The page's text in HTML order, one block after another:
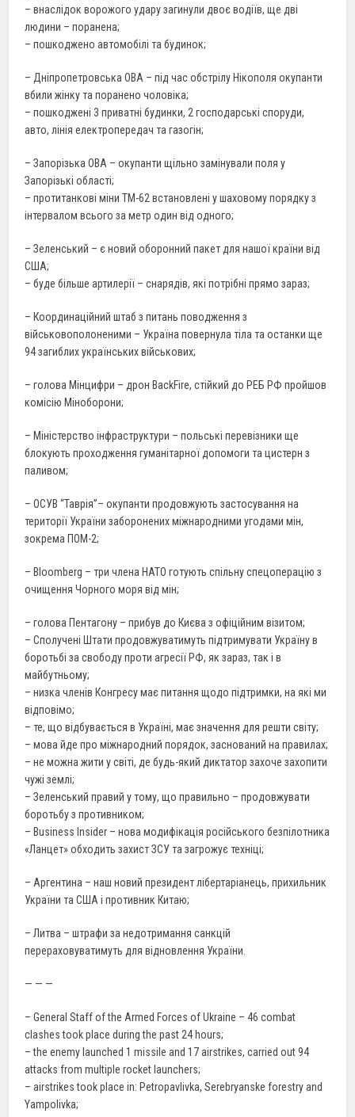
– внаслідок ворожого удару загинули двоє водіїв, ще дві
людини – поранена;
– пошкоджено автомобілі та будинок;
– Дніпропетровська ОВА – під час обстрілу Нікополя окупанти
вбили жінку та поранено чоловіка;
– пошкоджені 3 приватні будинки, 2 господарські споруди,
авто, лінія електропередач та газогін;
– Запорізька ОВА – окупанти щільно замінували поля у
Запорізькі області;
– протитанкові міни ТМ-62 встановлені у шаховому порядку з
інтервалом всього за метр один від одного;
– Зеленський – є новий оборонний пакет для нашої країни від
США;
– буде більше артилерії – снарядів, які потрібні прямо зараз;
– Координаційний штаб з питань поводження з
військовополоненими – Україна повернула тіла та останки ще
94 загиблих українських військових;
– голова Мінцифри – дрон BackFire, стійкий до РЕБ РФ пройшов
комісію Міноборони;
– Міністерство інфраструктури – польські перевізники ще
блокують проходження гуманітарної допомоги та цистерн з
паливом;
– ОСУВ “Таврія”– окупанти продовжують застосування на
території України заборонених міжнародними угодами мін,
зокрема ПОМ-2;
– Bloomberg – три члена НАТО готують спільну спецоперацію з
очищення Чорного моря від мін;
– голова Пентагону – прибув до Києва з офіційним візитом;
– Сполучені Штати продовжуватимуть підтримувати Україну в
боротьбі за свободу проти агресії РФ, як зараз, так і в
майбутньому;
– низка членів Конгресу має питання щодо підтримки, на які ми
відповімо;
– те, що відбувається в Україні, має значення для решти світу;
– мова йде про міжнародний порядок, заснований на правилах;
– не можна жити у світі, де будь-який диктатор захоче захопити
чужі землі;
– Зеленський правий у тому, що правильно – продовжувати
боротьбу з противником;
– Business Insider – нова модифікація російського безпілотника
«Ланцет» обходить захист ЗСУ та загрожує техніці;
– Аргентина – наш новий президент лібертаріанець, прихильник
України та США і противник Китаю;
– Литва – штрафи за недотримання санкцій
перераховуватимуть для відновлення України.
— — —
– General Staff of the Armed Forces of Ukraine – 46 combat
clashes took place during the past 24 hours;
– the enemy launched 1 missile and 17 airstrikes, carried out 94
attacks from multiple rocket launchers;
– airstrikes took place in: Petropavlivka, Serebryanske forestry and
Yampolivka;